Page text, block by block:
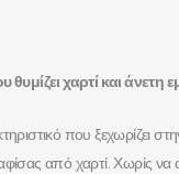
θυμίζει χαρτί και άνετη
που ξεχωρίζει
από χαρτί. Χωρίς να